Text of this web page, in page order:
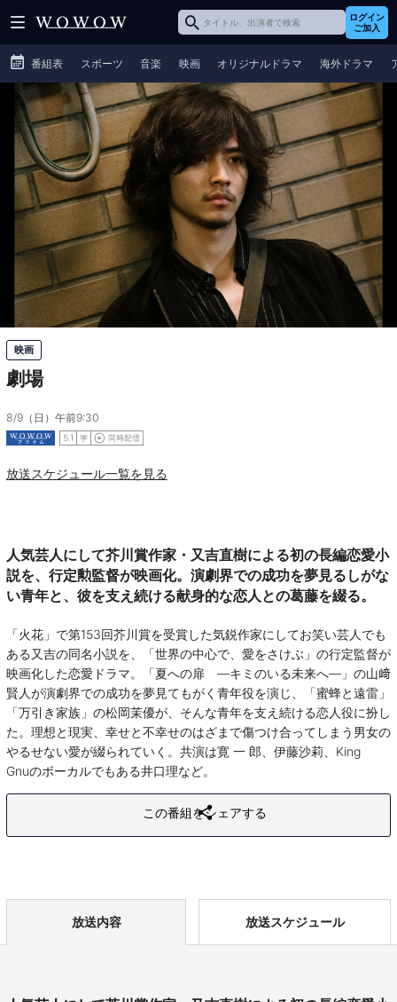
ログイン
ご加入
番組表 スポーツ 音楽 映画 オリジナルドラマ 海外ドラマ
映画
劇場
8/9（日）午前9:30
放送スケジュール一覧を見る
人気芸人にして芥川賞作家・又吉直樹による初の長編恋愛小
説を、行定勲監督が映画化。演劇界での成功を夢見るしがな
い青年と、彼を支え続ける献身的な恋人との葛藤を綴る。
「火花」で第153回芥川賞を受賞した気鋭作家にしてお笑い芸人でも
ある又吉の同名小説を、「世界の中心で、愛をさけぶ」の行定監督が
映画化した恋愛ドラマ。「夏への扉 ―キミのいる未来へ―」の山﨑
賢人が演劇界での成功を夢見てもがく青年役を演じ、「蜜蜂と遠雷」
「万引き家族」の松岡茉優が、そんな青年を支え続ける恋人役に扮し
た。理想と現実、幸せと不幸せのはざまで傷つけ合ってしまう男女の
やるせない愛が綴られていく。共演は寛 一 郎、伊藤沙莉、King
Gnuのボーカルでもある井口理など。
この番組をシェアする
放送内容 放送スケジュール